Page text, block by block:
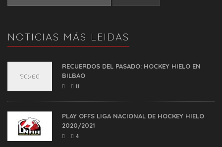
NOTICIAS MÁS LEIDAS
RECUERDOS DEL PASADO: HOCKEY HIELO EN
BILBAO
11
PLAY OFFS LIGA NACIONAL DE HOCKEY HIELO
2020/2021
4